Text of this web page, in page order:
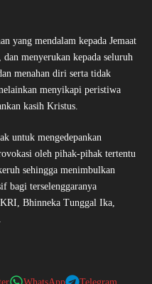
yang mendalam kepada Jemaat
menyerukan kepada seluruh
menahan diri serta tidak
menyikapi peristiwa
kasih Kristus.
untuk mengedepankan
oleh pihak-pihak tertentu
sehingga menimbulkan
bagi terselenggaranya
Bhinneka Tunggal Ika,